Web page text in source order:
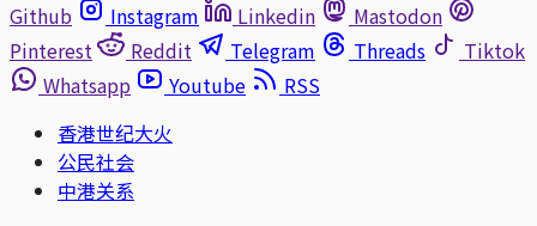
Github
Instagram Linkedin
Mastodon
Pinterest
Reddit Telegram Threads
Tiktok
Whatsapp
Youtube
RSS
香港世纪大火
公民社会
中港关系